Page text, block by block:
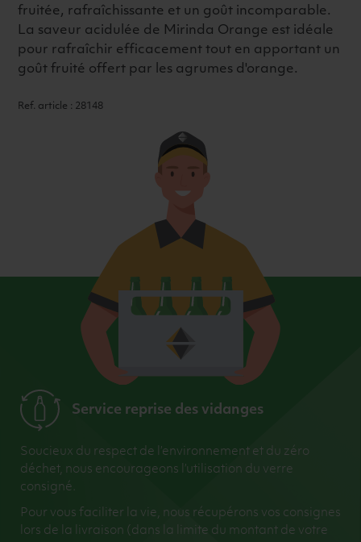
fruitée, rafraîchissante et un goût incomparable.
La saveur acidulée de Mirinda Orange est idéale
pour rafraîchir efficacement tout en apportant un
goût fruité offert par les agrumes d'orange.
Ref. article : 28148
Service reprise des vidanges
Soucieux du respect de l’environnement et du zéro
déchet, nous encourageons l’utilisation du verre
consigné.
Pour vous faciliter la vie, nous récupérons vos consignes
lors de la livraison (dans la limite du montant de votre